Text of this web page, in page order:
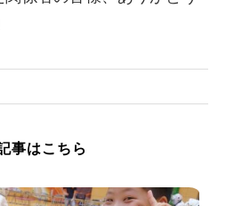
事はこちら